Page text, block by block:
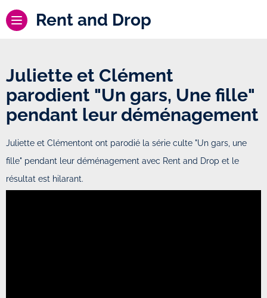
Rent and Drop
Juliette et Clément
parodient "Un gars, Une fille"
pendant leur déménagement
Juliette et Clémentont ont parodié la série culte "Un gars, une
fille" pendant leur déménagement avec Rent and Drop et le
résultat est hilarant.